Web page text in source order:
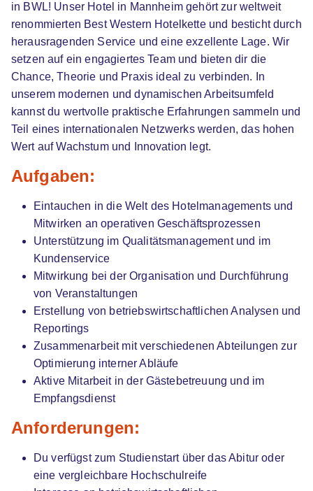
Video
Dualer Bachelor Hotel Management
01.04.2027
Video
Duales Studium BWL Hotelmanagement | Best
Western Plus Delta Park Hotel
Cooperative Education
01.10.2026
68165 Mannheim
in BWL! Unser Hotel in Mannheim gehört zur weltweit
renommierten Best Western Hotelkette und besticht durch
herausragenden Service und eine exzellente Lage. Wir
setzen auf ein engagiertes Team und bieten dir die
Chance, Theorie und Praxis ideal zu verbinden. In
unserem modernen und dynamischen Arbeitsumfeld
kannst du wertvolle praktische Erfahrungen sammeln und
Teil eines internationalen Netzwerks werden, das hohen
Wert auf Wachstum und Innovation legt.
Aufgaben:
Eintauchen in die Welt des Hotelmanagements und
Mitwirken an operativen Geschäftsprozessen
Unterstützung im Qualitätsmanagement und im
Kundenservice
Mitwirkung bei der Organisation und Durchführung
von Veranstaltungen
Erstellung von betriebswirtschaftlichen Analysen und
Reportings
Zusammenarbeit mit verschiedenen Abteilungen zur
Optimierung interner Abläufe
Aktive Mitarbeit in der Gästebetreuung und im
Empfangsdienst
Anforderungen:
Du verfügst zum Studienstart über das Abitur oder
eine vergleichbare Hochschulreife